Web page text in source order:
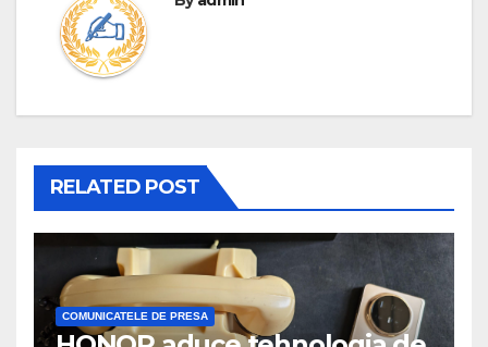
RELATED POST
COMUNICATELE DE PRESA